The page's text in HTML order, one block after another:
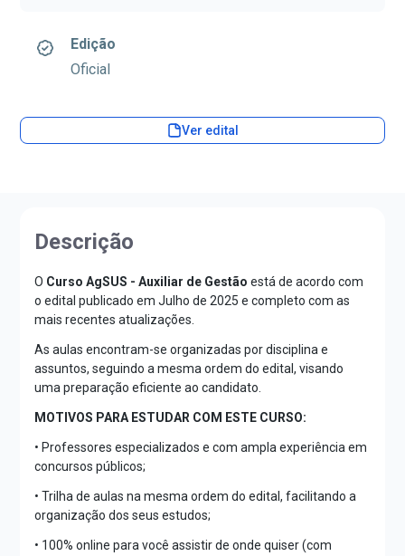
Edição
Oficial
Ver edital
Descrição
O Curso AgSUS - Auxiliar de Gestão está de acordo com
o edital publicado em Julho de 2025 e completo com as
mais recentes atualizações.
As aulas encontram-se organizadas por disciplina e
assuntos, seguindo a mesma ordem do edital, visando
uma preparação eficiente ao candidato.
MOTIVOS PARA ESTUDAR COM ESTE CURSO:
• Professores especializados e com ampla experiência em
concursos públicos;
• Trilha de aulas na mesma ordem do edital, facilitando a
organização dos seus estudos;
• 100% online para você assistir de onde quiser (com